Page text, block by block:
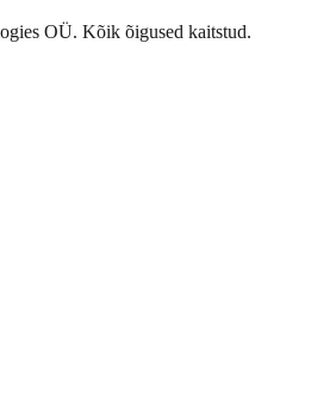
OÜ. Kõik õigused kaitstud.